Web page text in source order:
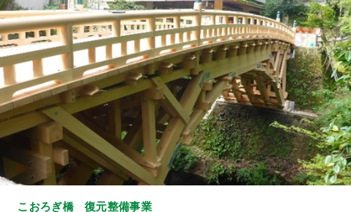
こおろぎ橋 復元整備事業